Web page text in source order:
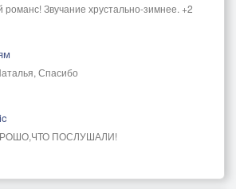
романс! Звучание хрустально-зимнее. +2
Спасибо
ПОСЛУШАЛИ!